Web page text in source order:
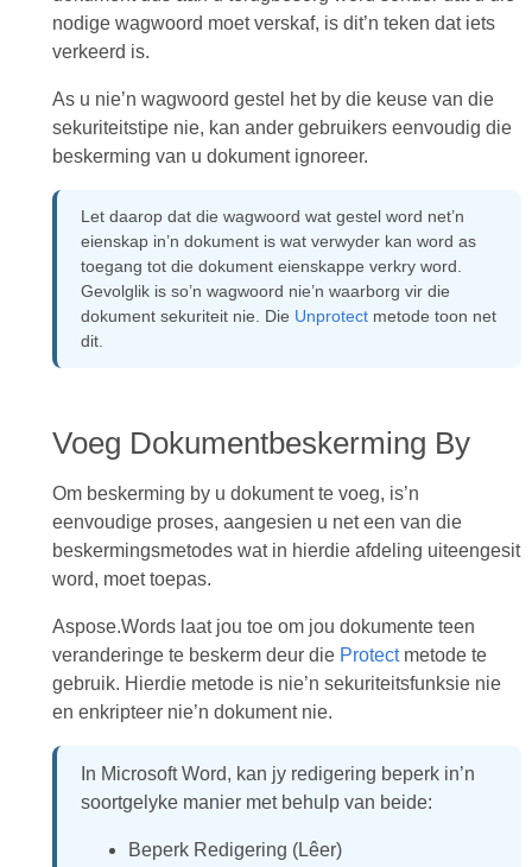
nodige wagwoord moet verskaf, is dit’n teken dat iets
verkeerd is.
As u nie’n wagwoord gestel het by die keuse van die
sekuriteitstipe nie, kan ander gebruikers eenvoudig die
beskerming van u dokument ignoreer.
Let daarop dat die wagwoord wat gestel word net’n
eienskap in’n dokument is wat verwyder kan word as
toegang tot die dokument eienskappe verkry word.
Gevolglik is so’n wagwoord nie’n waarborg vir die
dokument sekuriteit nie. Die Unprotectmetode toon net
dit.
Voeg Dokumentbeskerming By
Om beskerming by u dokument te voeg, is’n
eenvoudige proses, aangesien u net een van die
beskermingsmetodes wat in hierdie afdeling uiteengesit
word, moet toepas.
Aspose.Words laat jou toe om jou dokumente teen
veranderinge te beskerm deur die Protectmetode te
gebruik. Hierdie metode is nie’n sekuriteitsfunksie nie
en enkripteer nie’n dokument nie.
In Microsoft Word, kan jy redigering beperk in’n
soortgelyke manier met behulp van beide:
Beperk Redigering (Lêer)